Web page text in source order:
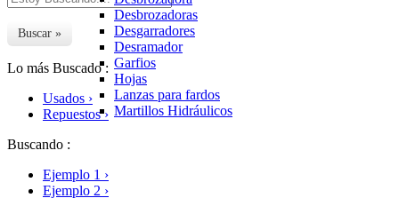
Desbrozadoras
Desgarradores
Desramador
Garfios
Hojas
Lanzas para fardos
Martillos Hidráulicos
Buscar »
Lo más Buscado :
Usados ›
Repuestos ›
Buscando :
Ejemplo 1 ›
Ejemplo 2 ›